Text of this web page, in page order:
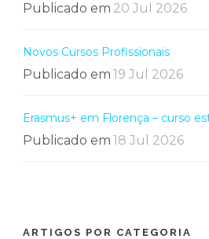
Publicado em 20 Jul 2026
Novos Cursos Profissionais
Publicado em 19 Jul 2026
Erasmus+ em Florença – curso
Publicado em 18 Jul 2026
ARTIGOS POR CATEGORIA